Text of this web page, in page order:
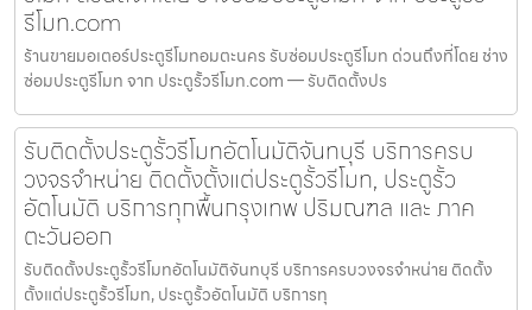
รีโมท.com
ร้านขายมอเตอร์ประตูรีโมทอมตะนคร รับซ่อมประตูรีโมท ด่วนถึงที่โดย ช่าง
ซ่อมประตูรีโมท จาก ประตูรั้วรีโมท.com — รับติดตั้งปร
รับติดตั้งประตูรั้วรีโมทอัตโนมัติจันทบุรี บริการครบ
วงจรจำหน่าย ติดตั้งตั้งแต่ประตูรั้วรีโมท, ประตูรั้ว
อัตโนมัติ บริการทุกพื้นกรุงเทพ ปริมณฑล และ ภาค
ตะวันออก
รับติดตั้งประตูรั้วรีโมทอัตโนมัติจันทบุรี บริการครบวงจรจำหน่าย ติดตั้ง
ตั้งแต่ประตูรั้วรีโมท, ประตูรั้วอัตโนมัติ บริการทุ